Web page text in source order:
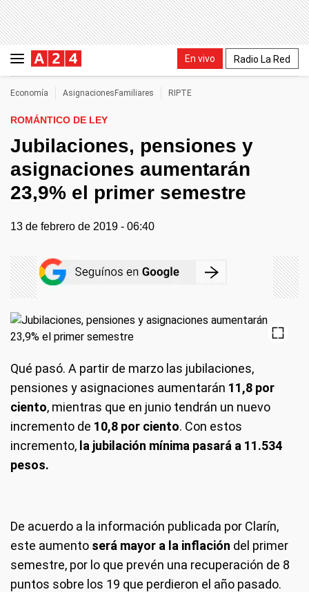
En vivo Radio La Red
Economía AsignacionesFamiliares RIPTE
ROMÁNTICO DE LEY
Jubilaciones, pensiones y
asignaciones aumentarán
23,9% el primer semestre
13 de febrero de 2019 - 06:40
Qué pasó. A partir de marzo las jubilaciones,
pensiones y asignaciones aumentarán 11,8 por
ciento, mientras que en junio tendrán un nuevo
incremento de 10,8 por ciento. Con estos
incremento, la jubilación mínima pasará a 11.534
pesos.
De acuerdo a la información publicada por Clarín,
este aumento será mayor a la inflación del primer
semestre, por lo que prevén una recuperación de 8
puntos sobre los 19 que perdieron el año pasado.